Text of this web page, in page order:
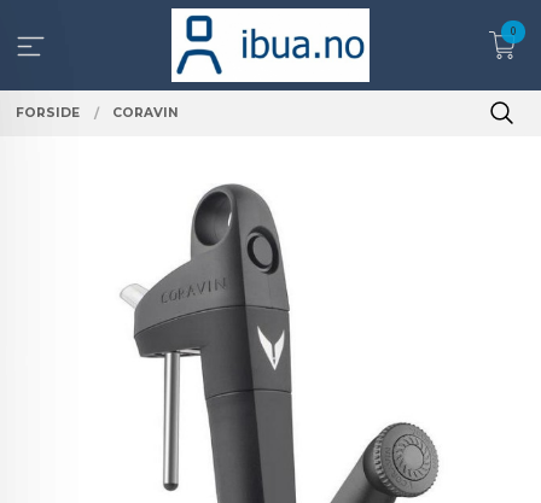
innholdet
0
FORSIDE CORAVIN